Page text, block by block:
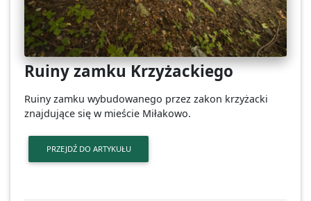
Ruiny zamku Krzyżackiego
Ruiny zamku wybudowanego przez zakon krzyżacki
znajdujące się w mieście Miłakowo.
PRZEJDŹ DO ARTYKUŁU